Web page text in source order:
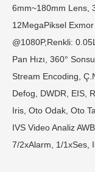
6mm~180mm Lens,
12MegaPiksel
@1080P,Renkli:
Pan Hızı, 360°
Stream Encoding,
Defog, DWDR, EIS,
Iris, Oto Odak, Oto
IVS Video Analiz
7/2xAlarm, 1/1xSes,